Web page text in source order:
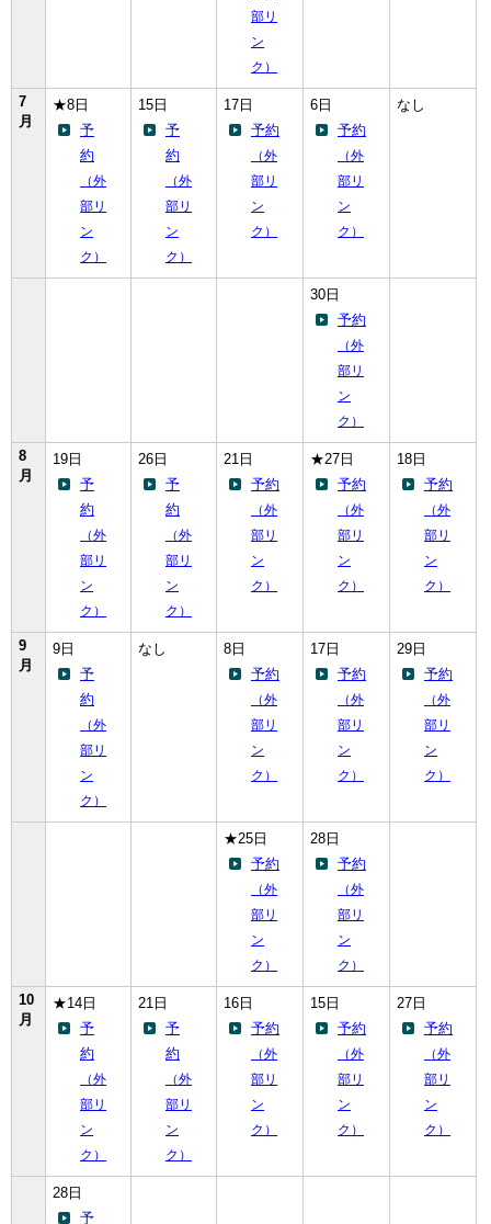
部リ
ン
ク）
7
月
★8日
予
約
（外
部リ
ン
ク）
15日
予
約
（外
部リ
ン
ク）
17日
予約
（外
部リ
ン
ク）
6日
予約
（外
部リ
ン
ク）
なし
30日
予約
（外
部リ
ン
ク）
8
月
19日
予
約
（外
部リ
ン
ク）
26日
予
約
（外
部リ
ン
ク）
21日
予約
（外
部リ
ン
ク）
★27日
予約
（外
部リ
ン
ク）
18日
予約
（外
部リ
ン
ク）
9
月
9日
予
約
（外
部リ
ン
ク）
なし
8日
予約
（外
部リ
ン
ク）
17日
予約
（外
部リ
ン
ク）
29日
予約
（外
部リ
ン
ク）
★25日
予約
（外
部リ
ン
ク）
28日
予約
（外
部リ
ン
ク）
10
月
★14日
予
約
（外
部リ
ン
ク）
21日
予
約
（外
部リ
ン
ク）
16日
予約
（外
部リ
ン
ク）
15日
予約
（外
部リ
ン
ク）
27日
予約
（外
部リ
ン
ク）
28日
予